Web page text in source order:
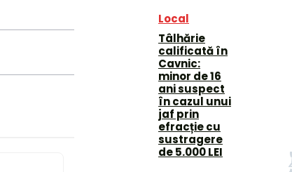
Local
Tâlhărie
calificată în
Cavnic:
minor de 16
ani suspect
în cazul unui
jaf prin
efracție cu
sustragere
de 5.000 LEI